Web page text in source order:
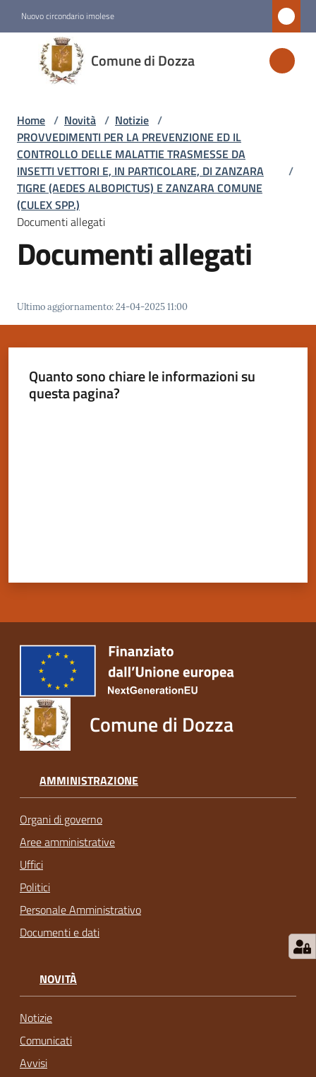
Nuovo circondario imolese
Comune di Dozza
Comune
di
Dozza
Amministrazione
Novità
Menu selezionato
Servizi
Dozza
Servizi
Home / Novità / Notizie /
PROVVEDIMENTI PER LA PREVENZIONE ED IL
CONTROLLO DELLE MALATTIE TRASMESSE DA
INSETTI VETTORI E, IN PARTICOLARE, DI ZANZARA
TIGRE (AEDES ALBOPICTUS) E ZANZARA COMUNE
(CULEX SPP.)
/
Documenti allegati
Documenti allegati
Ultimo aggiornamento:24-04-2025 11:00
Quanto sono chiare le informazioni su
questa pagina?
Comune di Dozza
AMMINISTRAZIONE
Organi di governo
Aree amministrative
Uffici
Politici
Personale Amministrativo
Documenti e dati
NOVITÀ
Notizie
Comunicati
Avvisi